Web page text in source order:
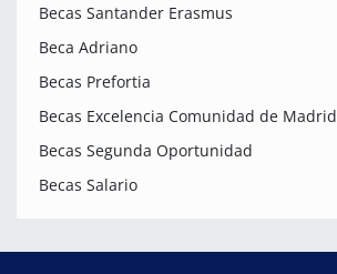
Becas Santander Erasmus
Beca Adriano
Becas Prefortia
Becas Excelencia Comunidad de Madrid
Becas Segunda Oportunidad
Becas Salario